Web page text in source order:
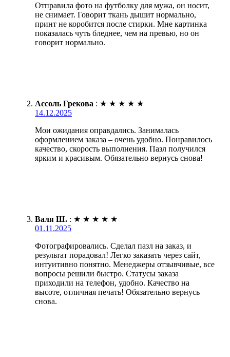
Отправила фото на футболку для мужа, он носит,
не снимает. Говорит ткань дышит нормально,
принт не коробится после стирки. Мне картинка
показалась чуть бледнее, чем на превью, но он
говорит нормально.
Ассоль Грекова : ★ ★ ★ ★ ★
14.12.2025
Мои ожидания оправдались. Занималась
оформлением заказа – очень удобно. Понравилось
качество, скорость выполнения. Пазл получился
ярким и красивым. Обязательно вернусь снова!
Валя Ш. : ★ ★ ★ ★ ★
01.11.2025
Фотографировались. Сделал пазл на заказ, и
результат порадовал! Легко заказать через сайт,
интуитивно понятно. Менеджеры отзывчивые, все
вопросы решили быстро. Статусы заказа
приходили на телефон, удобно. Качество на
высоте, отличная печать! Обязательно вернусь
снова.